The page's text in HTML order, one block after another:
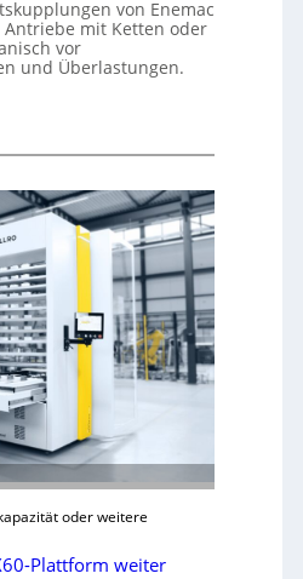
von Enemac
mit Ketten oder
vor
und Überlastungen.
oder weitere
Plattform weiter